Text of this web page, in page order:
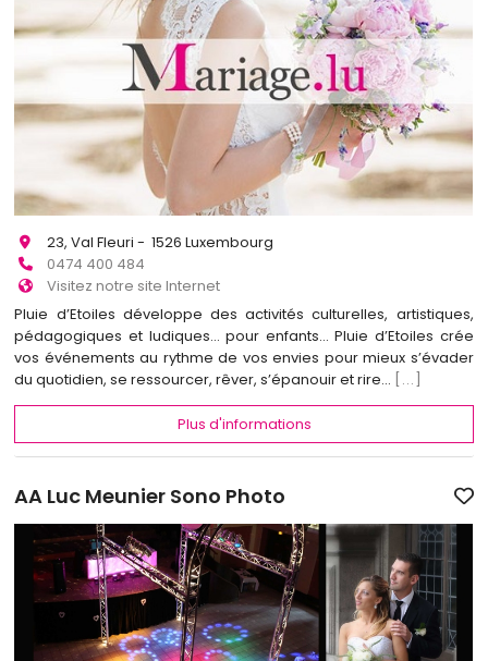
23, Val Fleuri - 1526 Luxembourg
0474 400 484
Visitez notre site Internet
Pluie d’Etoiles développe des activités culturelles, artistiques,
pédagogiques et ludiques… pour enfants... Pluie d’Etoiles crée
vos événements au rythme de vos envies pour mieux s’évader
du quotidien, se ressourcer, rêver, s’épanouir et rire… [...]
Plus d'informations
AA Luc Meunier Sono Photo